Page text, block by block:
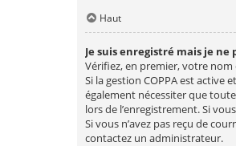
Haut
Je suis enregistré mais je
Vérifiez, en premier, votre nom
Si la gestion COPPA est active
également nécessiter que
lors de l’enregistrement. Si
Si vous n’avez pas reçu de
contactez un administrateur.